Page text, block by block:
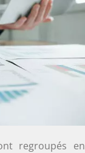
regroupés en